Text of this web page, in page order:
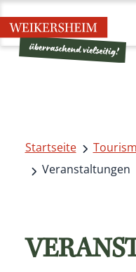
Startseite
Veranstaltungen